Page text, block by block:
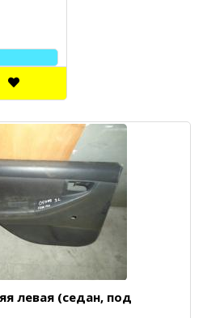
левая (седан, под